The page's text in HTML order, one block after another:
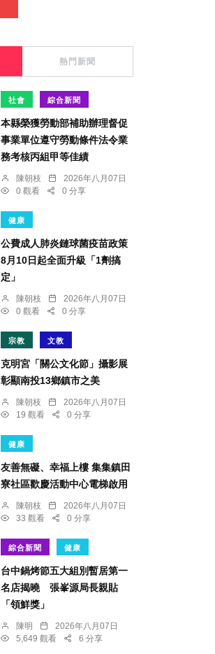
熱門新聞
社會 綜合新聞
本縣榮獲勞動部補助辦理督促
事業單位遵守勞動條件法令業
務考核丙組甲等佳績
陳朝枝
2026年八月07日
0 觀看
0 分享
健康
公費成人肺炎鏈球菌疫苗政策
8月10日起全面升級「1劑搞
定」
陳朝枝
2026年八月07日
0 觀看
0 分享
宗教 文教
克明宮「關公文化節」攝影展
彰顯南投13鄉鎮市之美
陳朝枝
2026年八月07日
19 觀看
0 分享
健康
友善無礙、幸福上樓 集集鎮田
寮社區歡慶活動中心電梯啟用
陳朝枝
2026年八月07日
33 觀看
0 分享
綜合新聞 健康
台中鍋烤節五大組別暫居第一
名店揭曉 張峯源局長親貼
「領鮮獎」
陳明
2026年八月07日
5,649 觀看
6 分享